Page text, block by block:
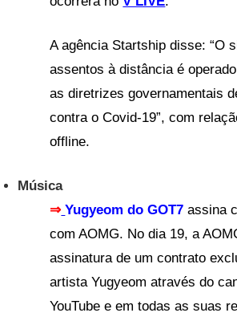
A agência Startship disse: “O
assentos à distância é
as diretrizes governamentais
contra o Covid-19”, com
offline.
Música
⇒ Yugyeom do GOT7 assina
com AOMG. No dia 19, a
assinatura de um contrato
artista Yugyeom através do
YouTube e em todas as suas